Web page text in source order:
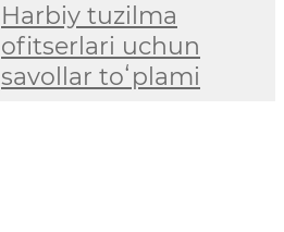
Harbiy tuzilma
ofitserlari uchun
savollar toʻplami